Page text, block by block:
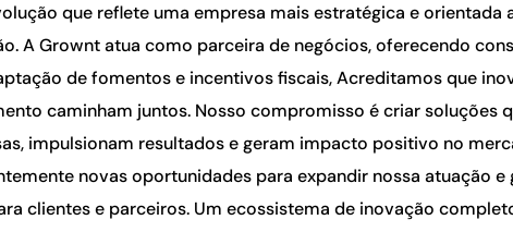
que reflete uma empresa mais estratégica e orientada
A Grownt atua como parceira de negócios, oferecendo
de fomentos e incentivos fiscais, Acreditamos que
caminham juntos. Nosso compromisso é criar soluções
impulsionam resultados e geram impacto positivo no
novas oportunidades para expandir nossa atuação e
clientes e parceiros. Um ecossistema de inovação